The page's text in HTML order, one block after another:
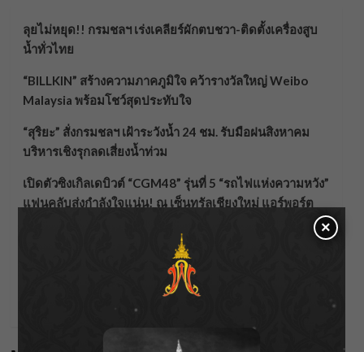
ลุยไม่หยุด!! กรมชลฯ เร่งเคลียร์ผักตบชวา-ติดตั้งเครื่องสูบ
น้ำทั่วไทย
“BILLKIN” สร้างความภาคภูมิใจ คว้ารางวัลใหญ่ Weibo
Malaysia พร้อมโชว์สุดประทับใจ
“สุริยะ” สั่งกรมชลฯ เฝ้าระวังน้ำ 24 ชม. รับมือฝนสิงหาคม
บริหารเชิงรุกลดเสี่ยงน้ำท่วม
เปิดตัวซิงเกิลเดบิวต์ “CGM48” รุ่นที่ 5 “รถไฟแห่งความหวัง”
แฟนคลับส่งกำลังใจแน่น! ณ เซ็นทรัลเชียงใหม่ แอร์พอร์ต
จากดอยห่างไกลสู่คลังโปรตีนสัตว์น้ำ ยกระดับคุณภาพชีวิต
อลังการกลางเมืองดอกบัว! “เพชร – แอ้ม – แบม” ร่วมขบวน
×